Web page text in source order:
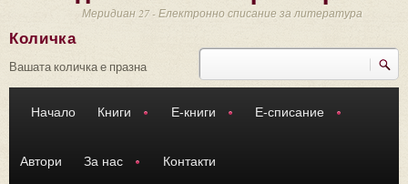
Меридиан 27 - Електронно списание за литература
Търси
Количка
Вашата количка е празна
Начало Книги Е-книги Е-списание
Автори За нас Контакти